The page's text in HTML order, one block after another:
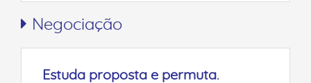
Negociação
Estuda proposta e permuta.